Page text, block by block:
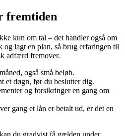
fremtiden
kun om tal – det handler også om
og lagt en plan, så brug erfaringen til
adfærd fremover.
også små beløb.
et døgn, før du beslutter dig.
og forsikringer en gang om
gang et lån er betalt ud, er det en
du gradvist få gælden under